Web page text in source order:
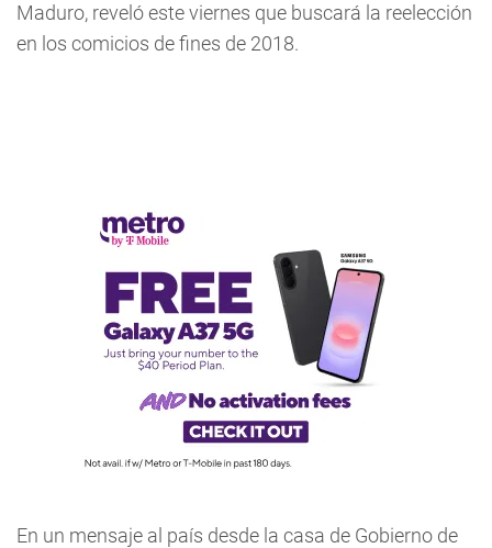
Maduro, reveló este viernes que buscará la reelección
en los comicios de fines de 2018.
En un mensaje al país desde la casa de Gobierno de